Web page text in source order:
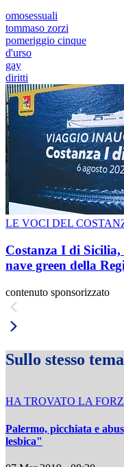
omosessuali
tommaso zorzi
pomeriggio cinque
d'urso
gay
diritti
LE VOCI DEL
Costanza I di
nave green della
contenuto sponsorizzato
Sullo stesso tema
HA TROVATO LA
Palermo, picchiata e
lesbica"